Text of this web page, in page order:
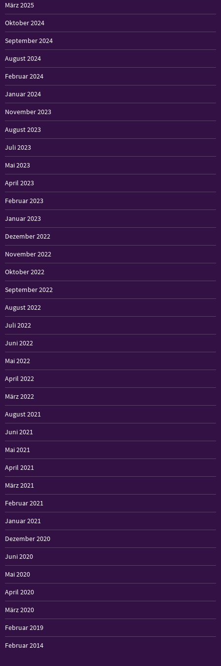
März 2025
Oktober 2024
September 2024
August 2024
Februar 2024
Januar 2024
November 2023
August 2023
Juli 2023
Mai 2023
April 2023
Februar 2023
Januar 2023
Dezember 2022
November 2022
Oktober 2022
September 2022
August 2022
Juli 2022
Juni 2022
Mai 2022
April 2022
März 2022
August 2021
Juni 2021
Mai 2021
April 2021
März 2021
Februar 2021
Januar 2021
Dezember 2020
Juni 2020
Mai 2020
April 2020
März 2020
Februar 2019
Februar 2014